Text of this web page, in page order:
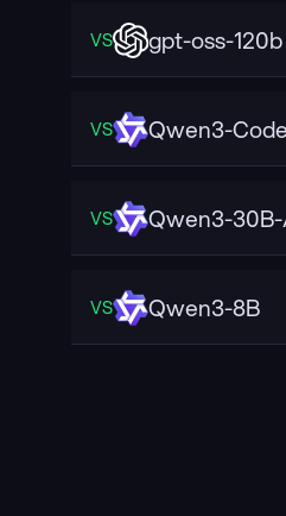
VS gpt-oss-120b
VS Qwen3-
VS Qwen3-
VS Qwen3-8B